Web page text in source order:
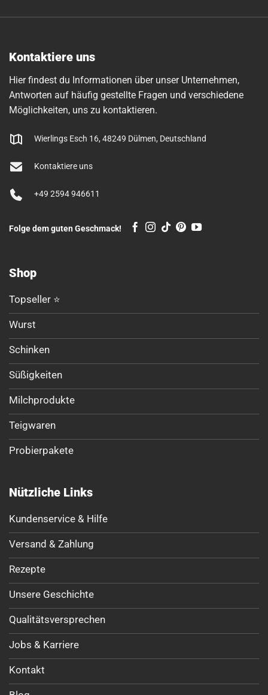
Kontaktiere uns
Hier findest du Informationen über unser Unternehmen,
Antworten auf häufig gestellte Fragen und verschiedene
Möglichkeiten, uns zu kontaktieren.
Wierlings Esch 16, 48249 Dülmen, Deutschland
Kontaktiere uns
+49 2594 946611
Folge dem guten Geschmack!
Shop
Topseller ⭐
Wurst
Schinken
Süßigkeiten
Milchprodukte
Teigwaren
Probierpakete
Nützliche Links
Kundenservice & Hilfe
Versand & Zahlung
Rezepte
Unsere Geschichte
Qualitätsversprechen
Jobs & Karriere
Kontakt